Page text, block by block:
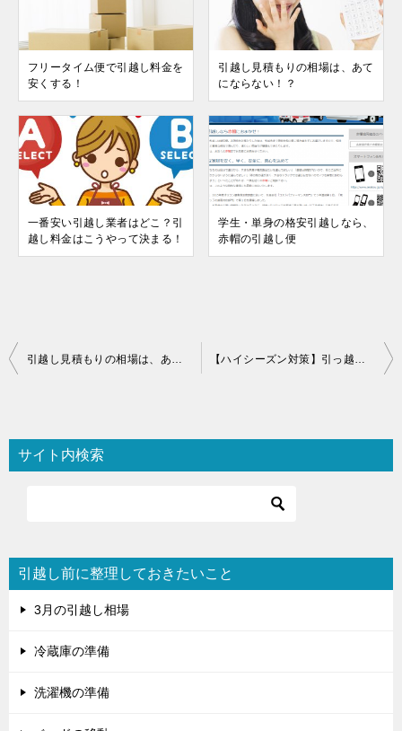
フリータイム便で引越し料金を
安くする！
引越し見積もりの相場は、あて
にならない！？
一番安い引越し業者はどこ？引
越し料金はこうやって決まる！
学生・単身の格安引越しなら、
赤帽の引越し便
投
ビ
ゲ
ョ
ン
サイト内検索
引越し前に整理しておきたいこと
3月の引越し相場
冷蔵庫の準備
洗濯機の準備